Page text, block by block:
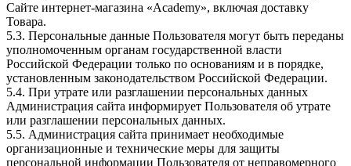
Сайте интернет-магазина «Academy», включая доставку
Товара.
5.3. Персональные данные Пользователя могут быть переданы
уполномоченным органам государственной власти
Российской Федерации только по основаниям и в порядке,
установленным законодательством Российской Федерации.
5.4. При утрате или разглашении персональных данных
Администрация сайта информирует Пользователя об утрате
или разглашении персональных данных.
5.5. Администрация сайта принимает необходимые
организационные и технические меры для защиты
персональной информации Пользователя от неправомерного